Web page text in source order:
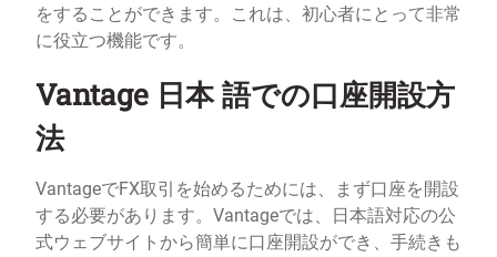
をすることができます。これは、初心者にとって非常
に役立つ機能です。
Vantage 日本 語での口座開設方
法
VantageでFX取引を始めるためには、まず口座を開設
する必要があります。Vantageでは、日本語対応の公
式ウェブサイトから簡単に口座開設ができ、手続きも